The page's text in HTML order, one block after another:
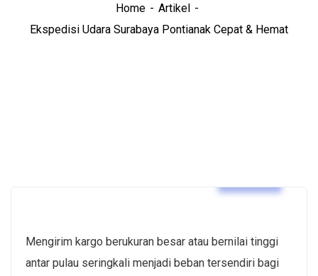
Home
Artikel
Ekspedisi Udara Surabaya Pontianak Cepat & Hemat
Mengirim kargo berukuran besar atau bernilai tinggi
antar pulau seringkali menjadi beban tersendiri bagi